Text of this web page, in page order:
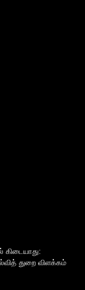
கிடையாது:
துறை விளக்கம்